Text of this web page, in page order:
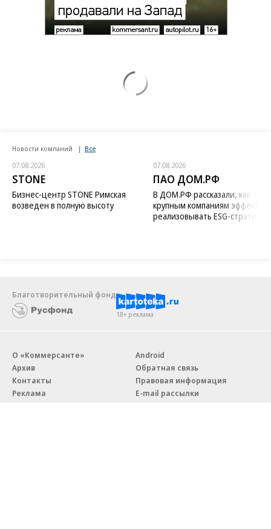
Новости компаний Все
07.08.2026
STONE
Бизнес-центр STONE Римская
возведен в полную высоту
07.08.2026
ПАО ДОМ.РФ
В ДОМ.РФ рассказали, как
крупным компаниям
реализовывать ESG-стратегию
Благотворительный фонд
18+ реклама
О «Коммерсанте»
Архив
Контакты
Реклама
Android
Обратная связь
Правовая информация
E-mail рассылки